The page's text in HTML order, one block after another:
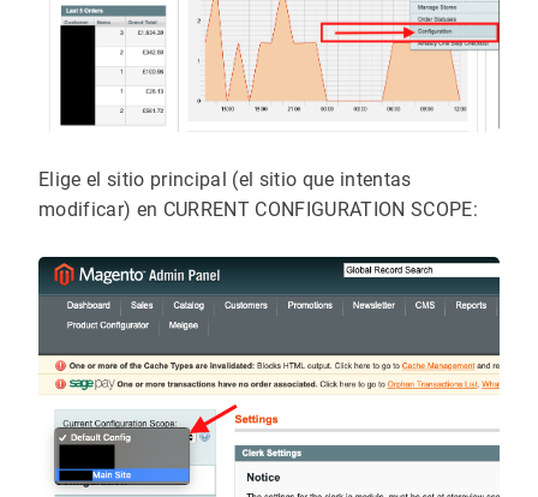
Elige el sitio principal (el sitio que intentas
modificar) en CURRENT CONFIGURATION SCOPE: